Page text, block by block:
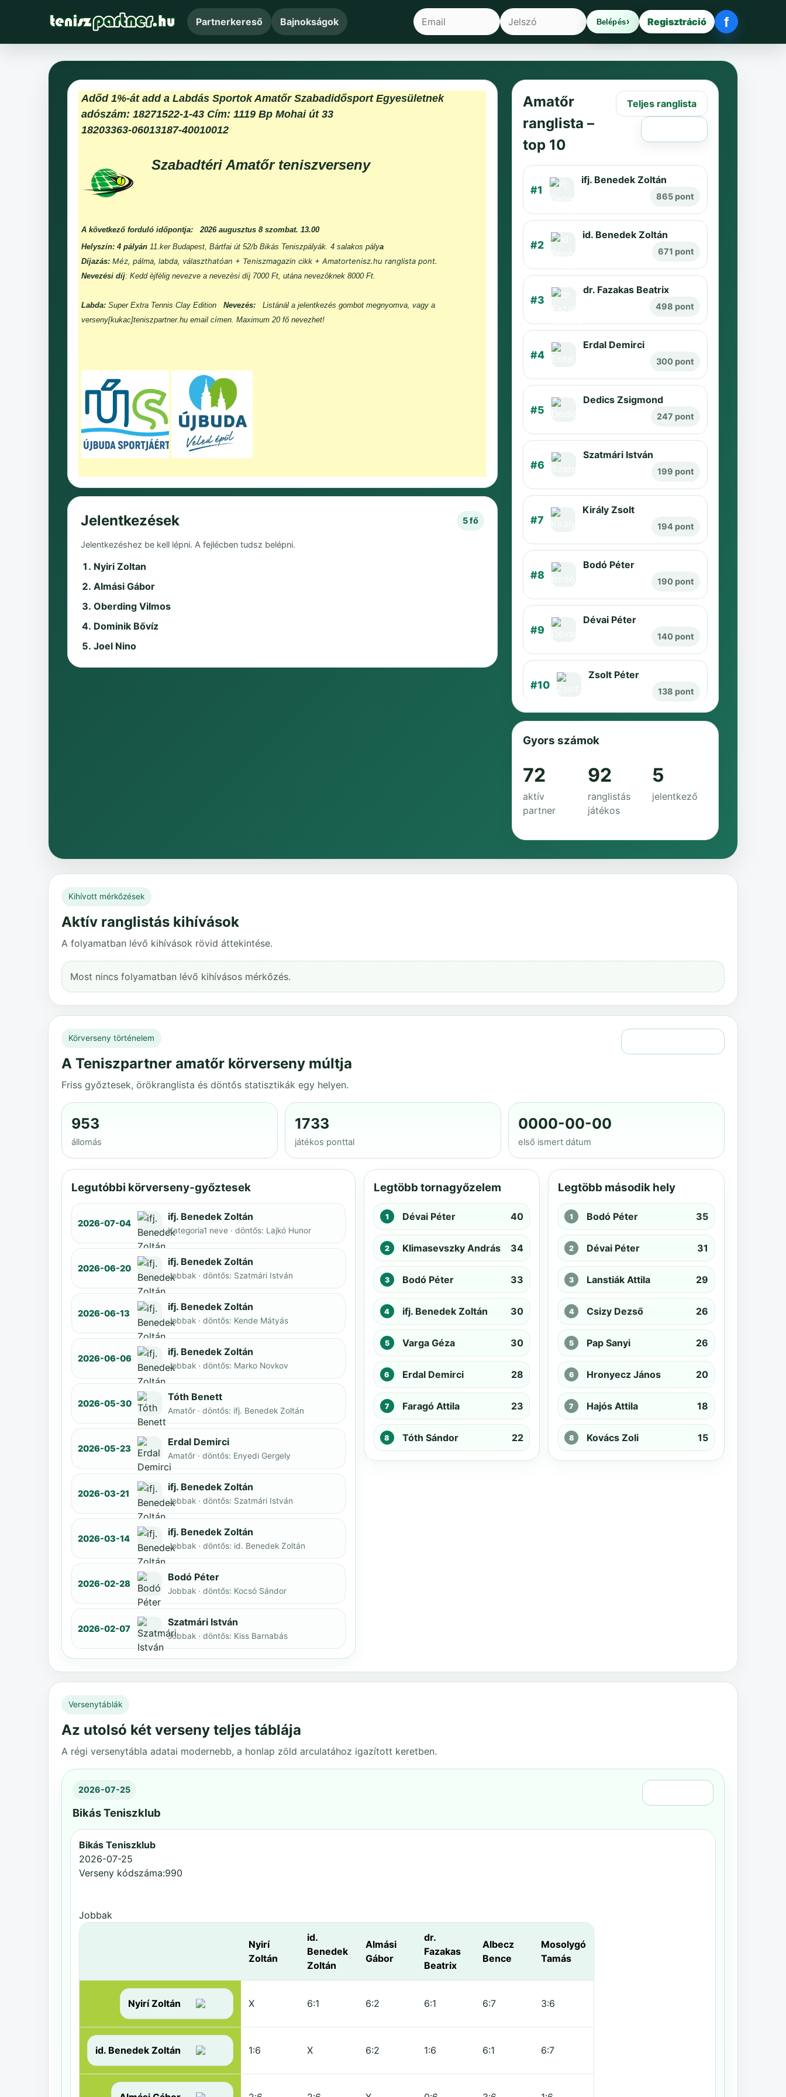
Partnerkereső Bajnokságok Belépés Regisztráció fFacebook
Adőd 1%-át add a Labdás Sportok Amatőr Szabadidősport Egyesületnek
adószám: 18271522-1-43 Cím: 1119 Bp Mohai út 33
18203363-06013187-40010012
Szabadtéri Amatőr teniszverseny
A következő forduló időpontja:
2026 augusztus 8 szombat. 13.00
Helyszín: 4 pályán 11.ker Budapest, Bártfai út 52/b Bikás Teniszpályák. 4 salakos pálya
Díjazás: Méz, pálma, labda, választhatóan + Teniszmagazin cikk + Amatortenisz.hu ranglista pont.
Nevezési díj: Kedd èjfèlig nevezve a nevezèsi díj 7000 Ft, utána nevezôknek 8000 Ft.
Labda: Super Extra Tennis Clay Edition Nevezés:
Listánál a jelentkezés gombot megnyomva, vagy a
verseny[kukac]teniszpartner.hu email címen. Maximum 20 fő nevezhet!
Jelentkezések 5 fő
Jelentkezéshez be kell lépni. A fejlécben tudsz belépni.
Nyiri Zoltan
Almási Gábor
Oberding Vilmos
Dominik Bővíz
Joel Nino
Amatőr
ranglista –
top 10
Teljes ranglista
#1
ifj. Benedek Zoltán
865 pont
#2
id. Benedek Zoltán
671 pont
#3
dr. Fazakas Beatrix
498 pont
#4
Erdal Demirci
300 pont
#5
Dedics Zsigmond
247 pont
#6
Szatmári István
199 pont
#7
Király Zsolt
194 pont
#8
Bodó Péter
190 pont
#9
Dévai Péter
140 pont
#10
Zsolt Péter
138 pont
Gyors számok
72
aktív
partner
92
ranglistás
játékos
5
jelentkező
Kihívott mérkőzések
Aktív ranglistás kihívások
A folyamatban lévő kihívások rövid áttekintése.
Most nincs folyamatban lévő kihívásos mérkőzés.
Körverseny történelem
A Teniszpartner amatőr körverseny múltja
Friss győztesek, örökranglista és döntős statisztikák egy helyen.
953
állomás
1733
játékos ponttal
0000-00-00
első ismert dátum
Legutóbbi körverseny-győztesek
2026-07-04
ifj. Benedek Zoltán
Kategoria1 neve · döntős: Lajkó Hunor
2026-06-20
ifj. Benedek Zoltán
Jobbak · döntős: Szatmári István
2026-06-13
ifj. Benedek Zoltán
Jobbak · döntős: Kende Mátyás
2026-06-06
ifj. Benedek Zoltán
Jobbak · döntős: Marko Novkov
2026-05-30
Tóth Benett
Amatőr · döntős: ifj. Benedek Zoltán
2026-05-23
Erdal Demirci
Amatőr · döntős: Enyedi Gergely
2026-03-21
ifj. Benedek Zoltán
Jobbak · döntős: Szatmári István
2026-03-14
ifj. Benedek Zoltán
Jobbak · döntős: id. Benedek Zoltán
2026-02-28
Bodó Péter
Jobbak · döntős: Kocsó Sándor
2026-02-07
Szatmári István
Jobbak · döntős: Kiss Barnabás
Legtöbb tornagyőzelem
Dévai Péter 40
Klimasevszky András 34
Bodó Péter 33
ifj. Benedek Zoltán 30
Varga Géza 30
Erdal Demirci 28
Faragó Attila 23
Tóth Sándor 22
Legtöbb második hely
Bodó Péter 35
Dévai Péter 31
Lanstiák Attila 29
Csizy Dezső 26
Pap Sanyi 26
Hronyecz János 20
Hajós Attila 18
Kovács Zoli 15
Versenytáblák
Az utolsó két verseny teljes táblája
A régi versenytábla adatai modernebb, a honlap zöld arculatához igazított keretben.
2026-07-25
Bikás Teniszklub
Bikás Teniszklub
2026-07-25
Verseny kódszáma:990
Jobbak
Nyirí
Zoltán
id.
Benedek
Zoltán
Almási
Gábor
dr.
Fazakas
Beatrix
Albecz
Bence
Mosolygó
Tamás
Nyirí Zoltán X 6:1 6:2 6:1 6:7 3:6
id. Benedek Zoltán 1:6 X 6:2 1:6 6:1 6:7